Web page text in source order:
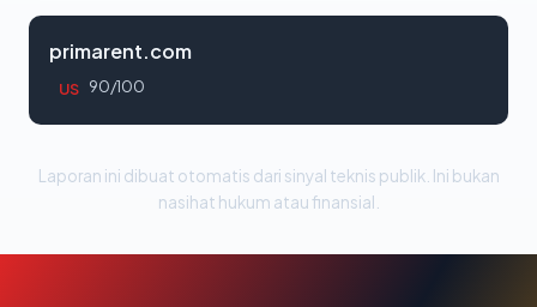
primarent.com
US 90/100
Laporan ini dibuat otomatis dari sinyal teknis publik. Ini bukan
nasihat hukum atau finansial.